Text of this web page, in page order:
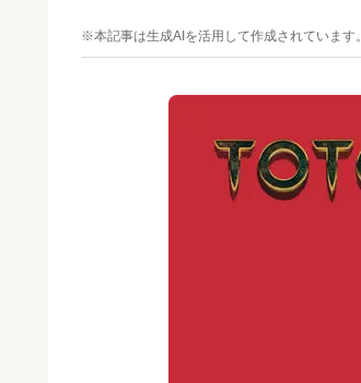
※本記事は生成AIを活用して作成されています。